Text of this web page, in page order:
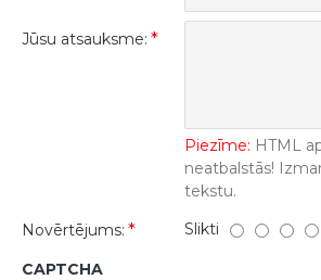
Jūsu atsauksme:
Piezīme: HTML
neatbalstās!
tekstu.
Novērtējums:
Slikti
CAPTCHA